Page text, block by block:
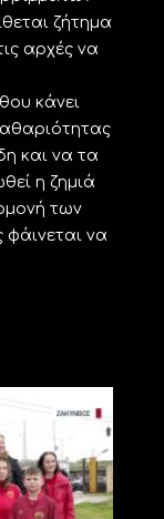
ζήτημα
αρχές να
κάνει
και να τα
η ζημιά
των
να